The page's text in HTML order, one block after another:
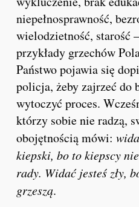
niepełnosprawność,
wielodzietność, starość
przykłady grzechów
Państwo pojawia się
policja, żeby zajrzeć do
wytoczyć proces.
którzy sobie nie radzą,
obojętnością mówi:
kiepski, bo to kiepscy
rady. Widać jesteś zły,
grzeszą.